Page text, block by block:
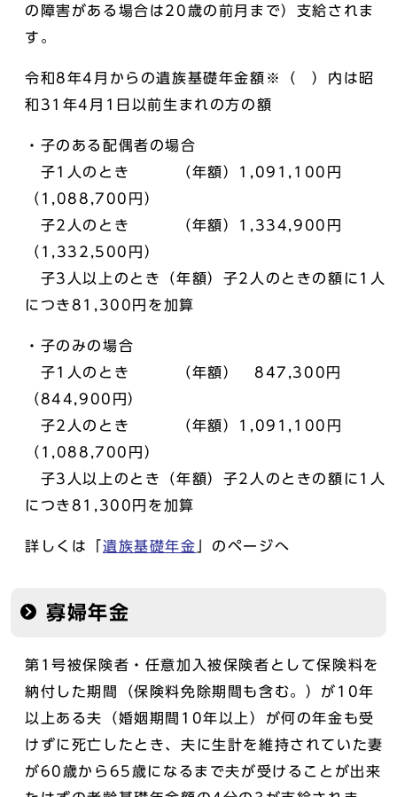
の障害がある場合は20歳の前月まで）支給されま
す。
令和8年4月からの遺族基礎年金額※（ ）内は昭
和31年4月1日以前生まれの方の額
・子のある配偶者の場合
子1人のとき （年額）1,091,100円
（1,088,700円）
子2人のとき （年額）1,334,900円
（1,332,500円）
子3人以上のとき（年額）子2人のときの額に1人
につき81,300円を加算
・子のみの場合
子1人のとき （年額） 847,300円
（844,900円）
子2人のとき （年額）1,091,100円
（1,088,700円）
子3人以上のとき（年額）子2人のときの額に1人
につき81,300円を加算
詳しくは「 遺族基礎年金 」のページへ
寡婦年金
第1号被保険者・任意加入被保険者として保険料を
納付した期間（保険料免除期間も含む。）が10年
以上ある夫（婚姻期間10年以上）が何の年金も受
けずに死亡したとき、夫に生計を維持されていた妻
が60歳から65歳になるまで夫が受けることが出来